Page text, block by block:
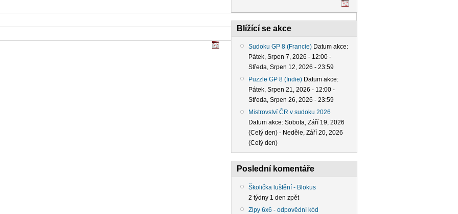
Blížící se akce
Sudoku GP 8 (Francie) Datum akce:
Pátek, Srpen 7, 2026 - 12:00 -
Středa, Srpen 12, 2026 - 23:59
Puzzle GP 8 (Indie) Datum akce:
Pátek, Srpen 21, 2026 - 12:00 -
Středa, Srpen 26, 2026 - 23:59
Mistrovství ČR v sudoku 2026
Datum akce: Sobota, Září 19, 2026
(Celý den) - Neděle, Září 20, 2026
(Celý den)
Poslední komentáře
Školička luštění - Blokus
2 týdny 1 den zpět
Zipy 6x6 - odpovědní kód